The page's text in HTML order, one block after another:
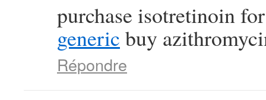
purchase isotretinoin
generic buy
Répondre